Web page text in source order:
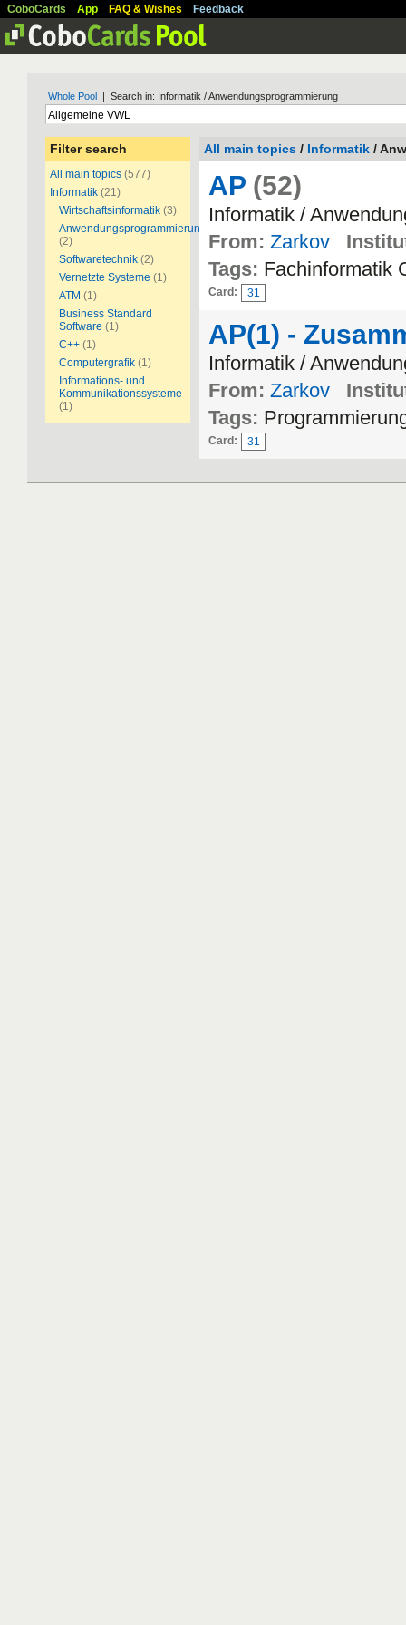
CoboCards App FAQ & Wishes Feedback
Whole Pool | Search in: Informatik / Anwendungsprogrammierung
Filter search
All main topics (577)
Informatik (21)
Wirtschaftsinformatik (3)
Anwendungsprogrammierung
(2)
Softwaretechnik (2)
Vernetzte Systeme (1)
ATM (1)
Business Standard
Software (1)
C++ (1)
Computergrafik (1)
Informations- und
Kommunikationssysteme
(1)
All main topics / Informatik /
AP (52)
Informatik /
From: Zarkov
Tags: Fachinformatik
Card: 31
AP(1) -
Informatik /
From: Zarkov
Tags:
Card: 31